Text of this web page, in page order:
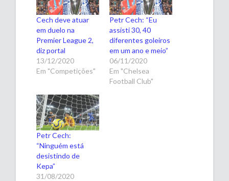
Cech deve atuar
em duelo na
Premier League 2,
diz portal
13/12/2020
Em "Competições"
Petr Cech: “Eu
assisti 30, 40
diferentes goleiros
em um ano e meio”
06/11/2020
Em "Chelsea
Football Club"
Petr Cech:
“Ninguém está
desistindo de
Kepa”
31/08/2020